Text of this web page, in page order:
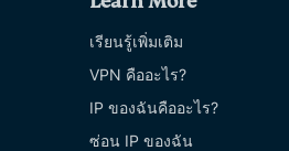
เรียนรู้เพิ่มเติม
VPN คืออะไร?
IP ของฉันคืออะไร?
ซ่อน IP ของฉัน